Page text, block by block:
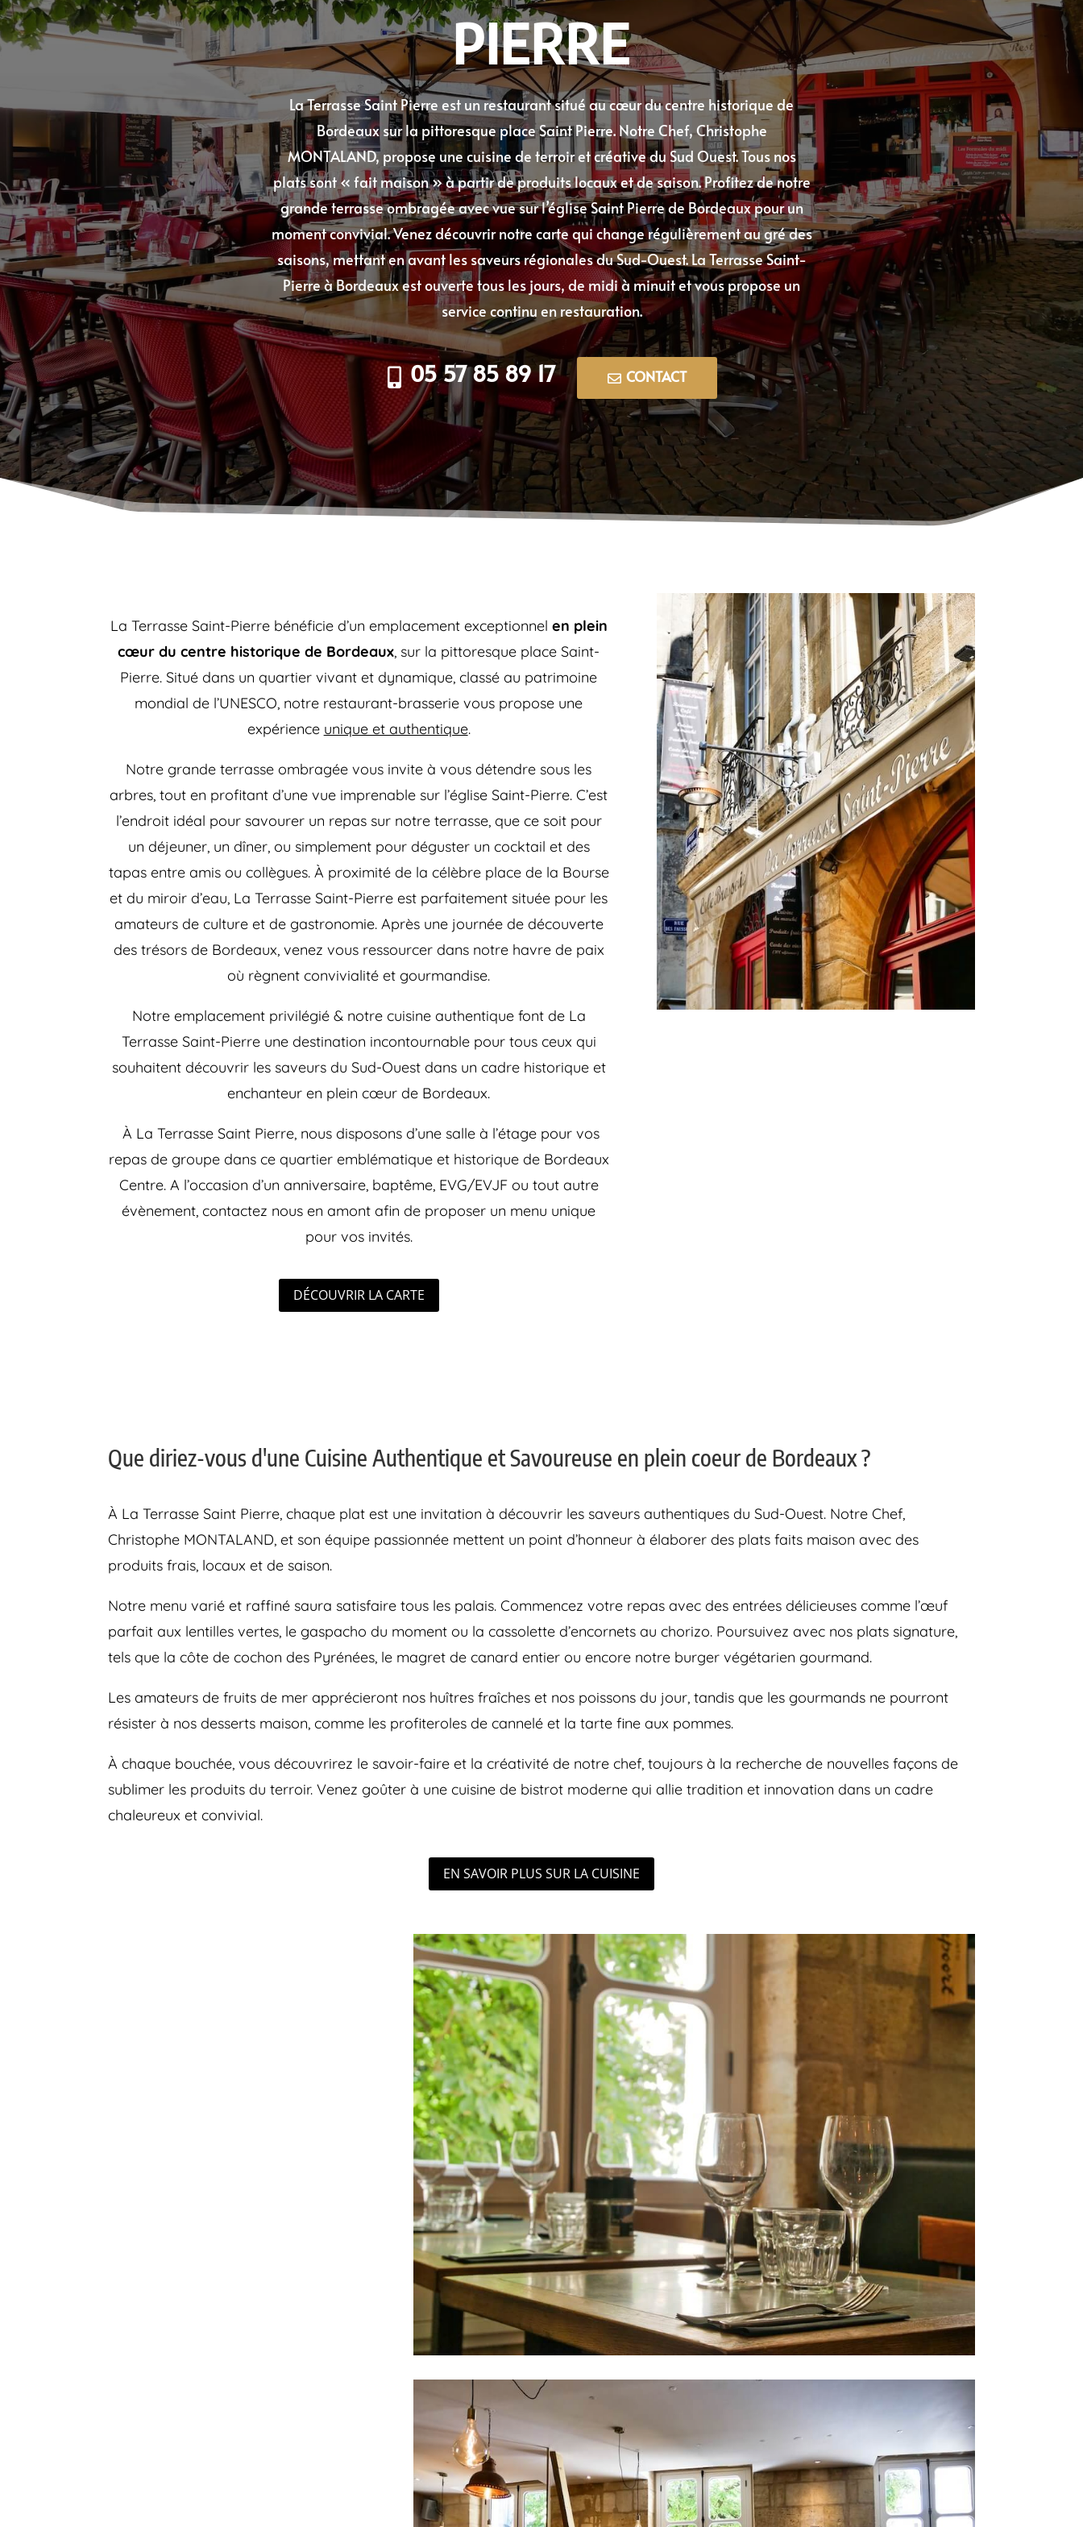
PIERRE
La Terrasse Saint Pierre est un restaurant situé au cœur du centre historique de
Bordeaux sur la pittoresque place Saint Pierre. Notre Chef, Christophe
MONTALAND, propose une cuisine de terroir et créative du Sud Ouest. Tous nos
plats sont « fait maison » à partir de produits locaux et de saison. Profitez de notre
grande terrasse ombragée avec vue sur l’église Saint Pierre de Bordeaux pour un
moment convivial. Venez découvrir notre carte qui change régulièrement au gré des
saisons, mettant en avant les saveurs régionales du Sud-Ouest. La Terrasse Saint-
Pierre à Bordeaux est ouverte tous les jours, de midi à minuit et vous propose un
service continu en restauration.
 05 57 85 89 17  CONTACT
La Terrasse Saint-Pierre bénéficie d’un emplacement exceptionnel en plein
cœur du centre historique de Bordeaux, sur la pittoresque place Saint-
Pierre. Situé dans un quartier vivant et dynamique, classé au patrimoine
mondial de l’UNESCO, notre restaurant-brasserie vous propose une
expérience unique et authentique.
Notre grande terrasse ombragée vous invite à vous détendre sous les
arbres, tout en profitant d’une vue imprenable sur l’église Saint-Pierre. C’est
l’endroit idéal pour savourer un repas sur notre terrasse, que ce soit pour
un déjeuner, un dîner, ou simplement pour déguster un cocktail et des
tapas entre amis ou collègues. À proximité de la célèbre place de la Bourse
et du miroir d’eau, La Terrasse Saint-Pierre est parfaitement située pour les
amateurs de culture et de gastronomie. Après une journée de découverte
des trésors de Bordeaux, venez vous ressourcer dans notre havre de paix
où règnent convivialité et gourmandise.
Notre emplacement privilégié & notre cuisine authentique font de La
Terrasse Saint-Pierre une destination incontournable pour tous ceux qui
souhaitent découvrir les saveurs du Sud-Ouest dans un cadre historique et
enchanteur en plein cœur de Bordeaux.
À La Terrasse Saint Pierre, nous disposons d’une salle à l’étage pour vos
repas de groupe dans ce quartier emblématique et historique de Bordeaux
Centre. A l’occasion d’un anniversaire, baptême, EVG/EVJF ou tout autre
évènement, contactez nous en amont afin de proposer un menu unique
pour vos invités.
DÉCOUVRIR LA CARTE
Que diriez-vous d'une Cuisine Authentique et Savoureuse en plein coeur de Bordeaux ?
À La Terrasse Saint Pierre, chaque plat est une invitation à découvrir les saveurs authentiques du Sud-Ouest. Notre Chef,
Christophe MONTALAND, et son équipe passionnée mettent un point d’honneur à élaborer des plats faits maison avec des
produits frais, locaux et de saison.
Notre menu varié et raffiné saura satisfaire tous les palais. Commencez votre repas avec des entrées délicieuses comme l’œuf
parfait aux lentilles vertes, le gaspacho du moment ou la cassolette d’encornets au chorizo. Poursuivez avec nos plats signature,
tels que la côte de cochon des Pyrénées, le magret de canard entier ou encore notre burger végétarien gourmand.
Les amateurs de fruits de mer apprécieront nos huîtres fraîches et nos poissons du jour, tandis que les gourmands ne pourront
résister à nos desserts maison, comme les profiteroles de cannelé et la tarte fine aux pommes.
À chaque bouchée, vous découvrirez le savoir-faire et la créativité de notre chef, toujours à la recherche de nouvelles façons de
sublimer les produits du terroir. Venez goûter à une cuisine de bistrot moderne qui allie tradition et innovation dans un cadre
chaleureux et convivial.
EN SAVOIR PLUS SUR LA CUISINE